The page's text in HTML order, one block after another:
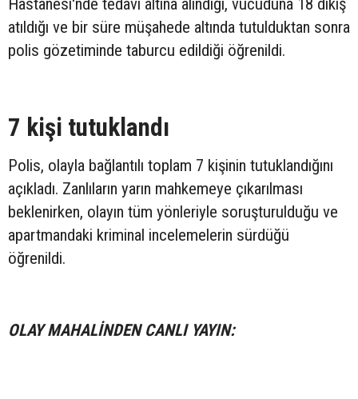
Hastanesi'nde tedavi altına alındığı, vücuduna 18 dikiş
atıldığı ve bir süre müşahede altında tutulduktan sonra
polis gözetiminde taburcu edildiği öğrenildi.
7 kişi tutuklandı
Polis, olayla bağlantılı toplam 7 kişinin tutuklandığını
açıkladı. Zanlıların yarın mahkemeye çıkarılması
beklenirken, olayın tüm yönleriyle soruşturulduğu ve
apartmandaki kriminal incelemelerin sürdüğü
öğrenildi.
OLAY MAHALİNDEN CANLI YAYIN: